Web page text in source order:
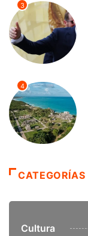
3
4
CATEGORÍAS
Cultura